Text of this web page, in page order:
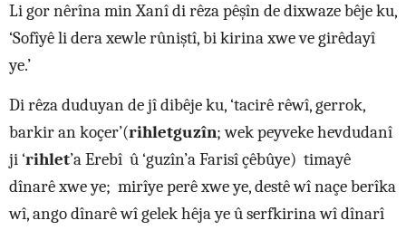
Li gor nêrîna min Xanî di rêza pêşîn de dixwaze bêje ku,
‘Sofîyê li dera xewle rûniştî, bi kirina xwe ve girêdayî
ye.’
Di rêza duduyan de jî dibêje ku, ‘tacirê rêwî, gerrok,
barkir an koçer’(rihletguzîn; wek peyveke hevdudanî
ji ‘rihlet’a Erebî û ‘guzîn’a Farisî çêbûye) timayê
dînarê xwe ye; mirîye perê xwe ye, destê wî naçe berîka
wî, ango dînarê wî gelek hêja ye û serfkirina wî dînarî